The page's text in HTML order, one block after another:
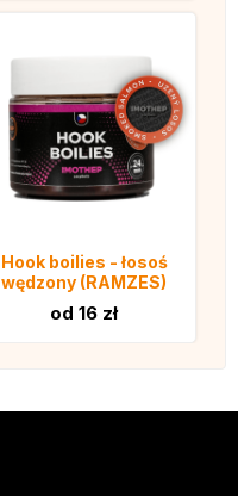
Hook boilies - łosoś
wędzony (RAMZES)
od 16 zł